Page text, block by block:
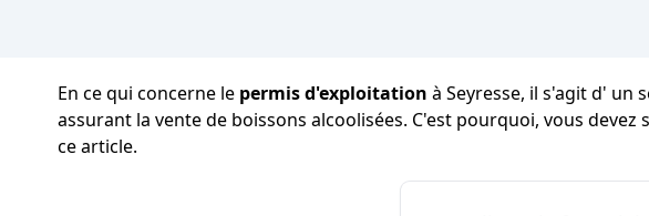
En ce qui concerne le permis d'exploitation à Seyresse, il s'agit d' un
assurant la vente de boissons alcoolisées. C'est pourquoi, vous
ce article.